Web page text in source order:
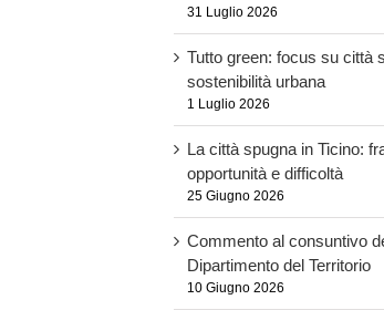
31 Luglio 2026
Tutto green: focus su città
sostenibilità urbana
1 Luglio 2026
La città spugna in Ticino:
opportunità e difficoltà
25 Giugno 2026
Commento al consuntivo
Dipartimento del Territorio
10 Giugno 2026